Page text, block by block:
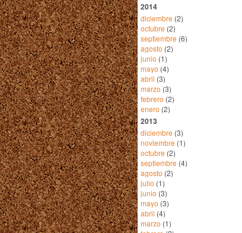
2014
diciembre (2)
octubre (2)
septiembre (6)
agosto (2)
junio (1)
mayo (4)
abril (3)
marzo (3)
febrero (2)
enero (2)
2013
diciembre (3)
noviembre (1)
octubre (2)
septiembre (4)
agosto (2)
julio (1)
junio (3)
mayo (3)
abril (4)
marzo (1)